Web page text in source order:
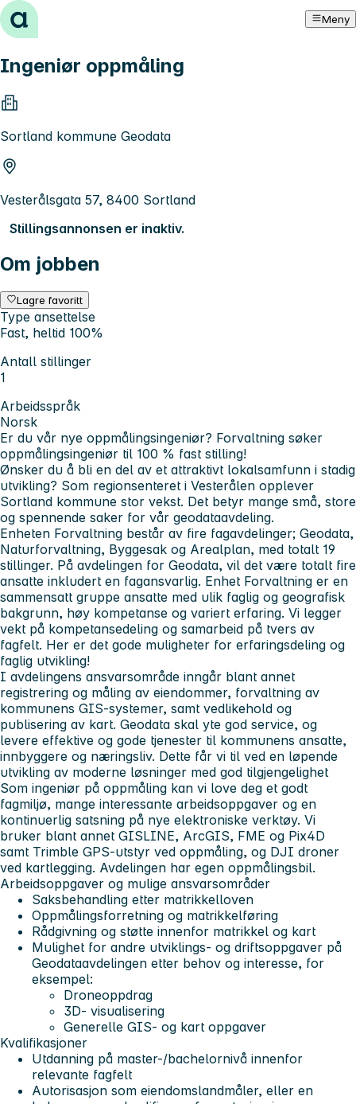
Hopp til innhold Meny
Ingeniør oppmåling
Sortland kommune Geodata
Vesterålsgata 57, 8400 Sortland
Stillingsannonsen er inaktiv.
Om jobben
Lagre favoritt
Type ansettelse
Fast, heltid 100%
Antall stillinger
1
Arbeidsspråk
Norsk
Er du vår nye oppmålingsingeniør? Forvaltning søker
oppmålingsingeniør til 100 % fast stilling!
Ønsker du å bli en del av et attraktivt lokalsamfunn i stadig
utvikling? Som regionsenteret i Vesterålen opplever
Sortland kommune stor vekst. Det betyr mange små, store
og spennende saker for vår geodataavdeling.
Enheten Forvaltning består av fire fagavdelinger; Geodata,
Naturforvaltning, Byggesak og Arealplan, med totalt 19
stillinger. På avdelingen for Geodata, vil det være totalt fire
ansatte inkludert en fagansvarlig. Enhet Forvaltning er en
sammensatt gruppe ansatte med ulik faglig og geografisk
bakgrunn, høy kompetanse og variert erfaring. Vi legger
vekt på kompetansedeling og samarbeid på tvers av
fagfelt. Her er det gode muligheter for erfaringsdeling og
faglig utvikling!
I avdelingens ansvarsområde inngår blant annet
registrering og måling av eiendommer, forvaltning av
kommunens GIS-systemer, samt vedlikehold og
publisering av kart. Geodata skal yte god service, og
levere effektive og gode tjenester til kommunens ansatte,
innbyggere og næringsliv. Dette får vi til ved en løpende
utvikling av moderne løsninger med god tilgjengelighet
Som ingeniør på oppmåling kan vi love deg et godt
fagmiljø, mange interessante arbeidsoppgaver og en
kontinuerlig satsning på nye elektroniske verktøy. Vi
bruker blant annet GISLINE, ArcGIS, FME og Pix4D
samt Trimble GPS-utstyr ved oppmåling, og DJI droner
ved kartlegging. Avdelingen har egen oppmålingsbil.
Arbeidsoppgaver og mulige ansvarsområder
Saksbehandling etter matrikkelloven
Oppmålingsforretning og matrikkelføring
Rådgivning og støtte innenfor matrikkel og kart
Mulighet for andre utviklings- og driftsoppgaver på
Geodataavdelingen etter behov og interesse, for
eksempel:
Droneoppdrag
3D- visualisering
Generelle GIS- og kart oppgaver
Kvalifikasjoner
Utdanning på master-/bachelornivå innenfor
relevante fagfelt
Autorisasjon som eiendomslandmåler, eller en